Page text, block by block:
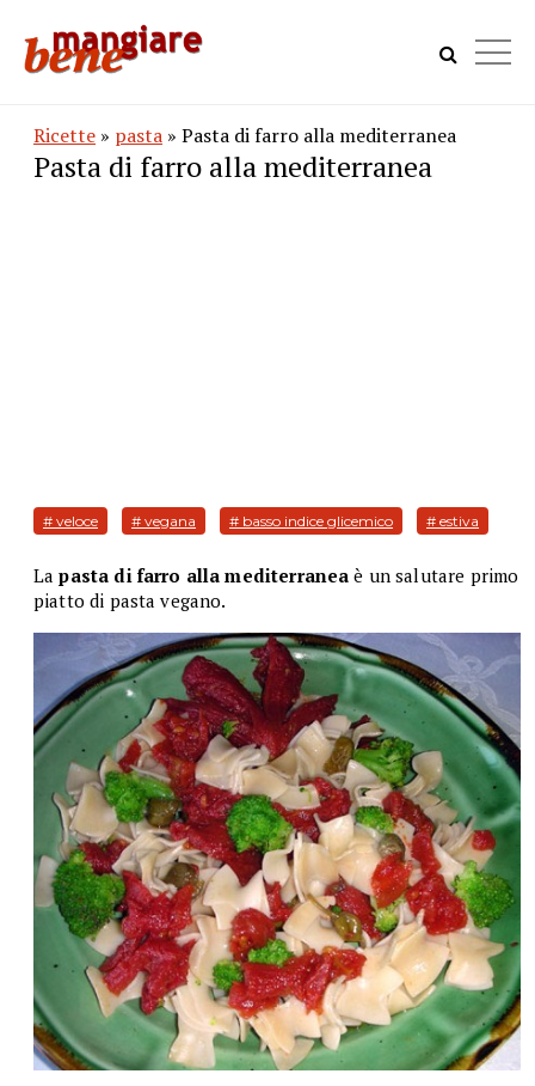
Ricette » pasta » Pasta di farro alla mediterranea
Pasta di farro alla mediterranea
# veloce # vegana # basso indice glicemico # estiva
Lapasta di farro alla mediterraneaè un salutare primo
piatto di pasta vegano.